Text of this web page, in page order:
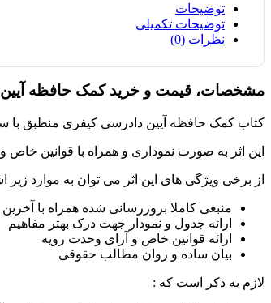
توضیحات
توضیحات تکمیلی
نظرات (0)
مشخصات، قیمت و خرید کمک حافظه
کتاب کمک حافظه آیین دادرسی کیفری منطبق با
این اثر به صورت نموداری و همراه با قوانین
از برخی ویژگی های این اثر می توان به موارد زیر
منبعی کاملا بروزرسانی شده همراه با
ارائه جدول و نمودار جهت درک بهتر مفاهیم
ارائه قوانین خاص و آرای وحدت رویه
بیان ساده و روان مطالب حقوقی
لازم به ذکر است که :